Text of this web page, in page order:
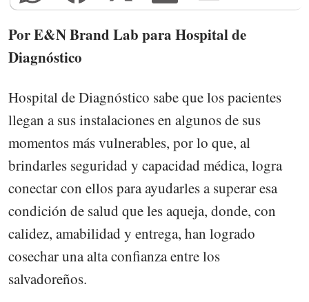
Por E&N Brand Lab para Hospital de
Diagnóstico
Hospital de Diagnóstico sabe que los pacientes
llegan a sus instalaciones en algunos de sus
momentos más vulnerables, por lo que, al
brindarles seguridad y capacidad médica, logra
conectar con ellos para ayudarles a superar esa
condición de salud que les aqueja, donde, con
calidez, amabilidad y entrega, han logrado
cosechar una alta confianza entre los
salvadoreños.